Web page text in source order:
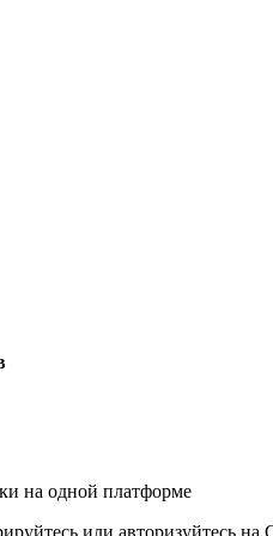
на одной платформе
или авторизуйтесь на